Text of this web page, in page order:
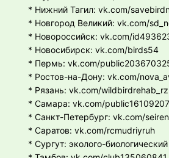
* Нижний Тагил: vk.com/
* Новгород Великий: vk.com/
* Новороссийск: vk.com/
* Новосибирск: vk.com/birds54
* Пермь: vk.com/
* Ростов-на-Дону: vk.com/
* Рязань: vk.com/
* Самара: vk.com/
* Санкт-Петербург: vk.com/
* Саратов: vk.com/rcmudriyruh
* Сургут: эколого-